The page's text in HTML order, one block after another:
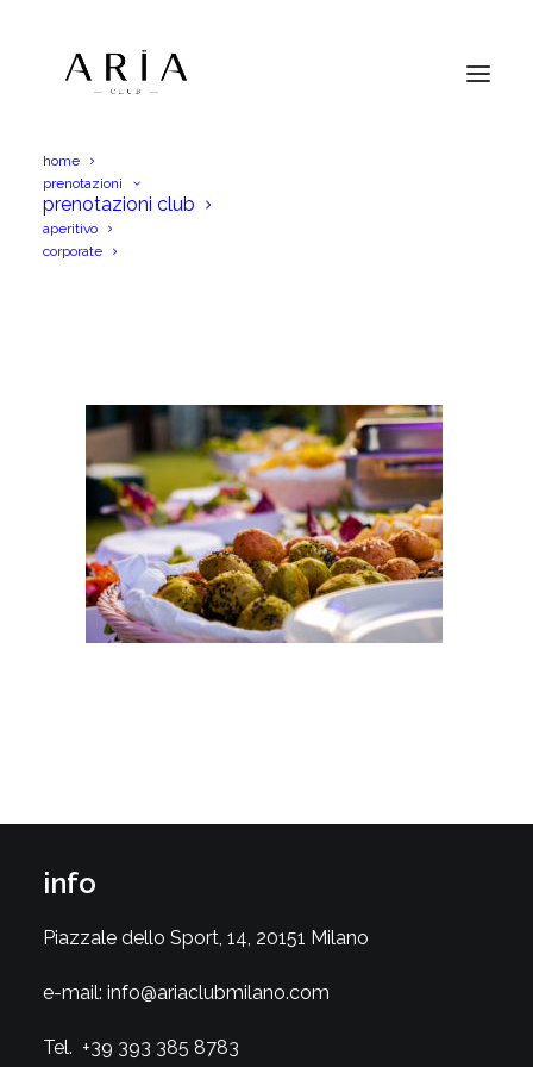
home
prenotazioni
prenotazioni club
aperitivo
corporate
info
Piazzale dello Sport, 14, 20151 Milano
e-mail: info@ariaclubmilano.com
Tel. +39 393 385 8783